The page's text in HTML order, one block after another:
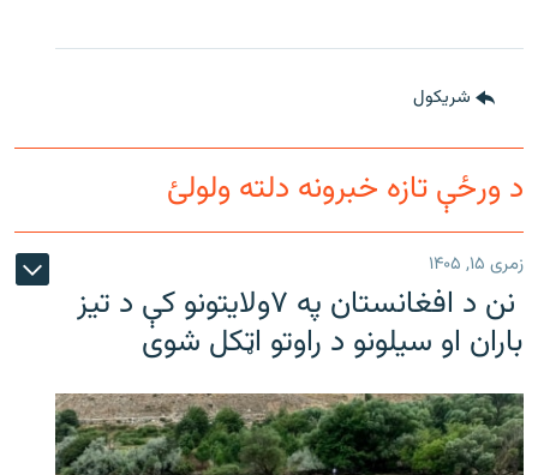
شريکول
د ورځې تازه خبرونه دلته ولولئ
زمری ۱۵, ۱۴۰۵
نن د افغانستان په ۷ولایتونو کې د تیز
باران او سیلونو د راوتو اټکل شوی